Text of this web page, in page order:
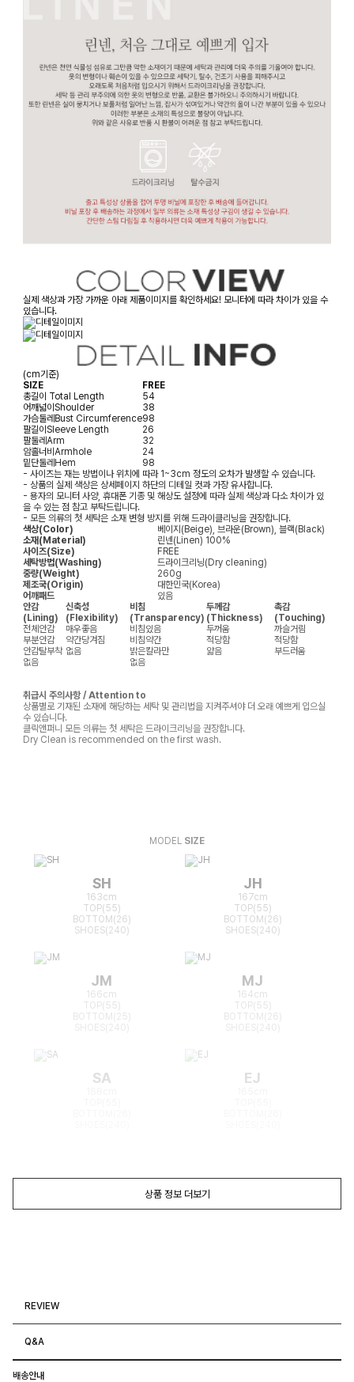
실제 색상과 가장 가까운 아래 제품이미지를 확인하세요! 모니터에 따라 차이가 있을 수
있습니다.
(cm기준)
SIZE
FREE
총길이 Total Length
54
어깨넓이 Shoulder
38
가슴둘레 Bust Circumference98
팔길이 Sleeve Length
26
팔둘레 Arm
32
암홀너비 Armhole
24
밑단둘레 Hem
98
- 사이즈는 재는 방법이나 위치에 따라 1~3cm 정도의 오차가 발생할 수 있습니다.
- 상품의 실제 색상은 상세페이지 하단의 디테일 컷과 가장 유사합니다.
- 용자의 모니터 사양, 휴대폰 기종 및 해상도 설정에 따라 실제 색상과 다소 차이가 있
을 수 있는 점 참고 부탁드립니다.
- 모든 의류의 첫 세탁은 소재 변형 방지를 위해 드라이클리닝을 권장합니다.
색상(Color)
베이지(Beige), 브라운(Brown), 블랙(Black)
소재(Material)
린넨(Linen) 100%
사이즈(Size)
FREE
세탁방법(Washing)
드라이크리닝(Dry cleaning)
중량(Weight)
260g
제조국(Origin)
대한민국(Korea)
어깨패드
있음
안감
(Lining)
신축성
(Flexibility)
비침
(Transparency)
두께감
(Thickness)
촉감
(Touching)
전체안감
매우좋음 비침있음 두꺼움
까슬거림
부분안감
약간당겨짐 비침약간 적당함
적당함
안감탈부착 없음 밝은칼라만 얇음
부드러움
없음
없음
취급시 주의사항 / Attention to
상품별로 기재된 소재에 해당하는 세탁 및 관리법을 지켜주셔야 더 오래 예쁘게 입으실
수 있습니다.
클릭앤퍼니 모든 의류는 첫 세탁은 드라이크리닝을 권장합니다.
Dry Clean is recommended on the first wash.
MODEL SIZE
SH
163cm
TOP(55)
BOTTOM(26)
SHOES(240)
JH
167cm
TOP(55)
BOTTOM(26)
SHOES(240)
JM
166cm
TOP(55)
BOTTOM(25)
MJ
164cm
TOP(55)
BOTTOM(26)
SA EJ
상품 정보 더보기
REVIEW
Q&A
배송안내